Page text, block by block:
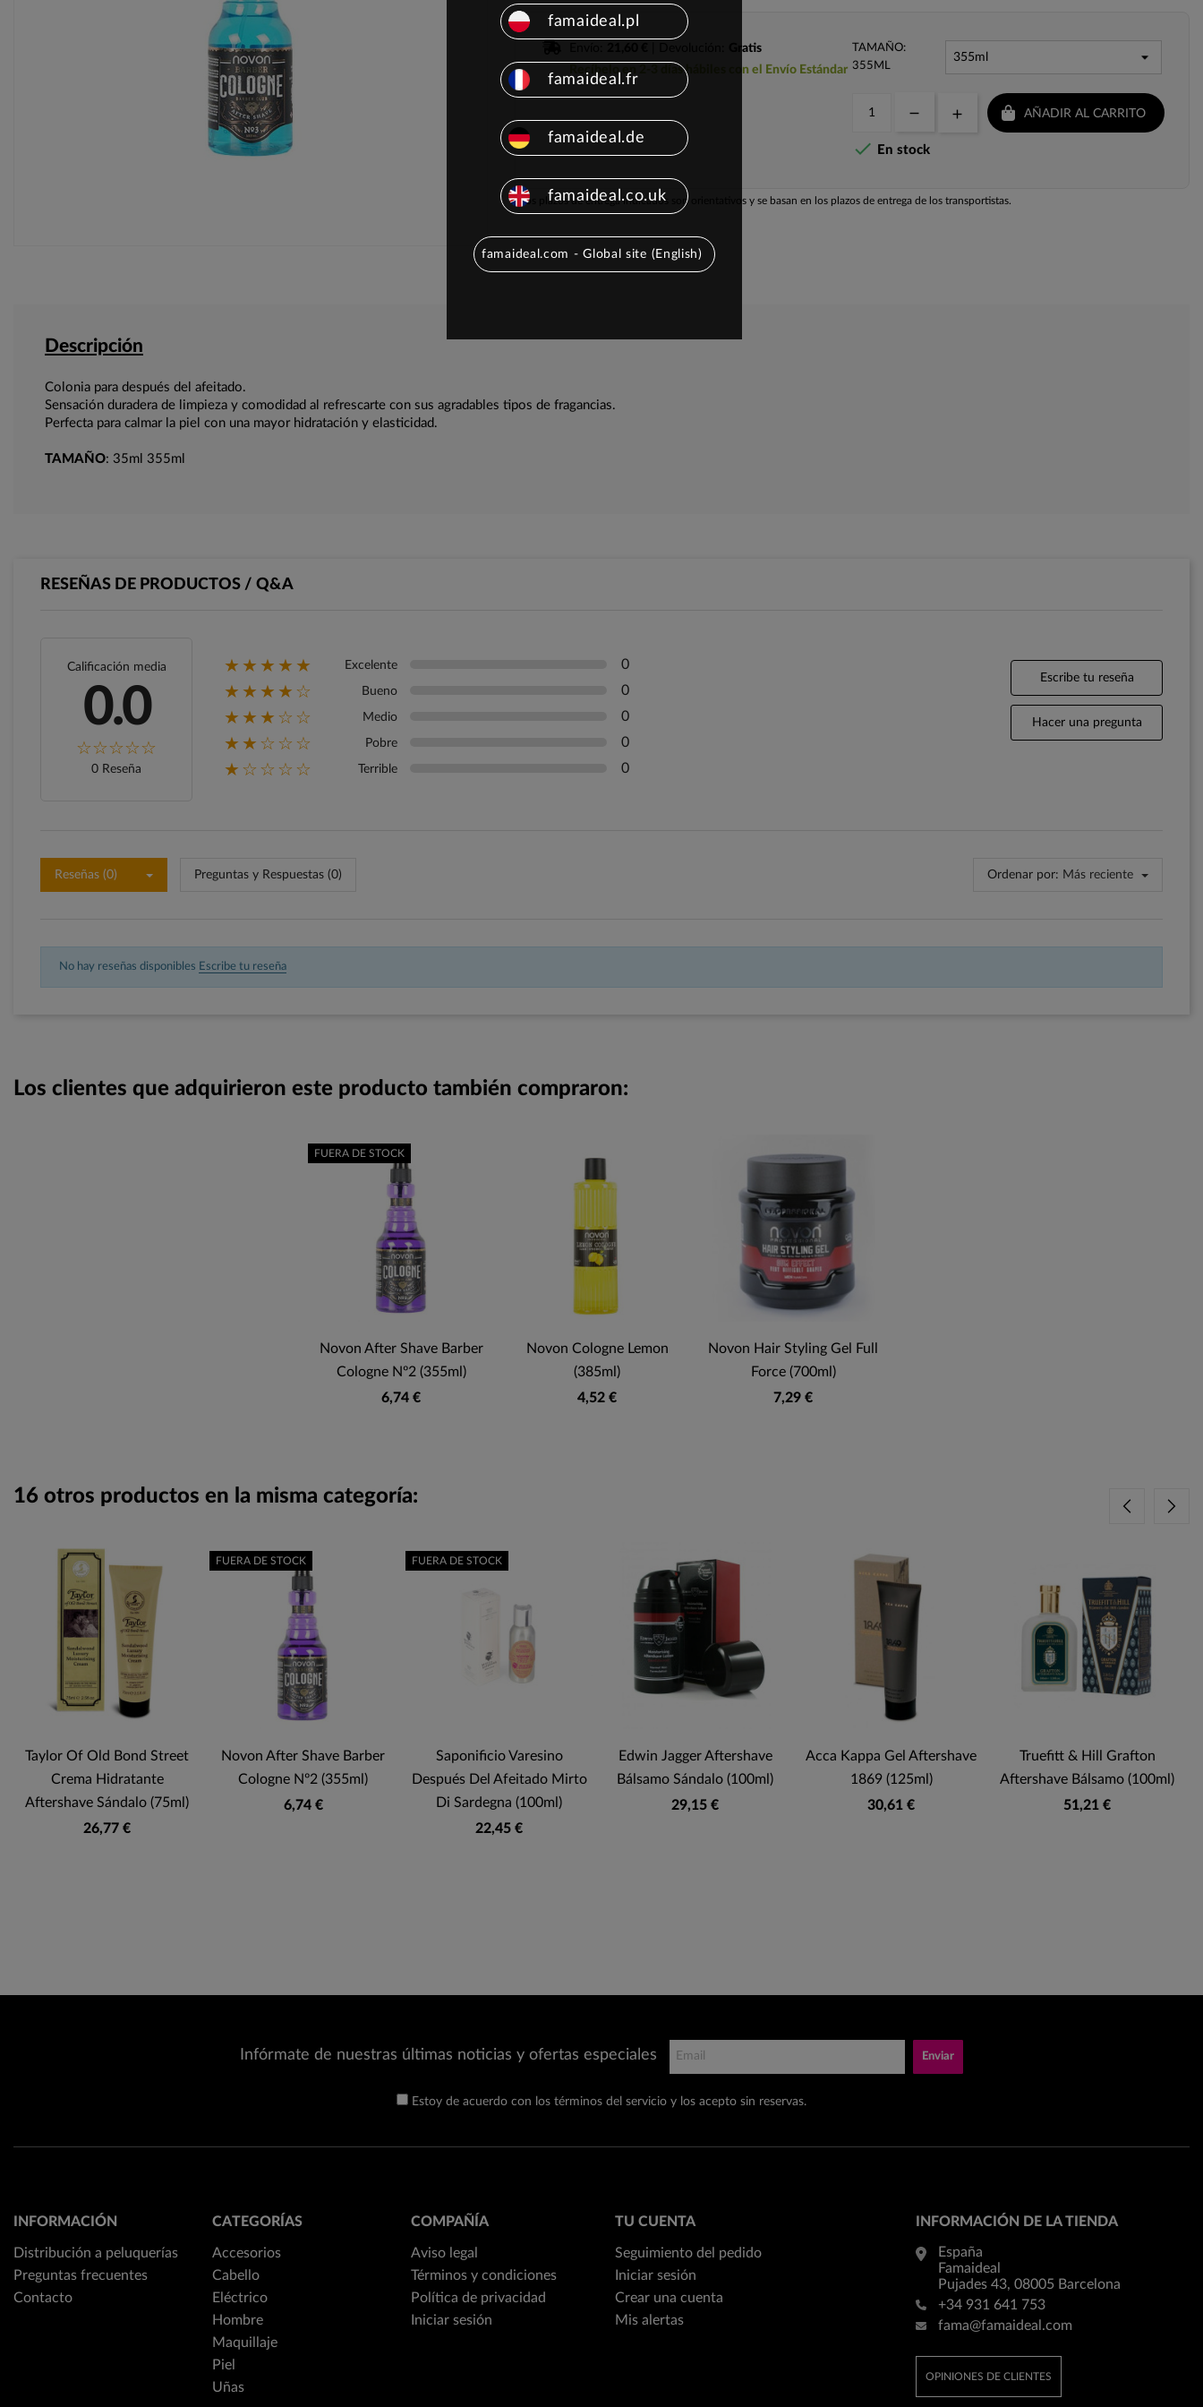
Gratis
Recíbelo en 2-3 días hábiles con el Envío Estándar
TAMAÑO:
355ML
AÑADIR AL CARRITO
 En stock
Los plazos de entrega indicados son orientativos y se basan en los plazos de entrega de los transportistas.
Descripción
Colonia para después del afeitado.
Sensación duradera de limpieza y comodidad al refrescarte con sus agradables tipos de fragancias.
Perfecta para calmar la piel con una mayor hidratación y elasticidad.
TAMAÑO: 35ml 355ml
RESEÑAS DE PRODUCTOS / Q&A
Calificación media
0.0
0 Reseña
★★★★★ Excelente 0
★★★★☆ Bueno 0
★★★☆☆ Medio 0
★★☆☆☆ Pobre 0
★☆☆☆☆ Terrible 0
Escribe tu reseña
Hacer una pregunta
Reseñas (0) Preguntas y Respuestas (0) Ordenar por: Más reciente
No hay reseñas disponibles Escribe tu reseña
Los clientes que adquirieron este producto también compraron:
Novon After Shave Barber
Cologne Nº2 (355ml)
6,74 €
FUERA DE STOCK
Novon Cologne Lemon
(385ml)
4,52 €
Novon Hair Styling Gel Full
Force (700ml)
7,29 €
16 otros productos en la misma categoría:
Taylor Of Old Bond Street
Crema Hidratante
Aftershave Sándalo (75ml)
26,77 €
Novon After Shave Barber
Cologne Nº2 (355ml)
6,74 €
FUERA DE STOCK
Saponificio Varesino
Después Del Afeitado Mirto
Di Sardegna (100ml)
22,45 €
FUERA DE STOCK
Edwin Jagger Aftershave
Bálsamo Sándalo (100ml)
29,15 €
Acca Kappa Gel Aftershave
1869 (125ml)
30,61 €
Truefitt & Hill Grafton
Aftershave Bálsamo (100ml)
51,21 €
Infórmate de nuestras últimas noticias y ofertas especiales Enviar
Estoy de acuerdo con los términos del servicio y los acepto sin reservas.
INFORMACIÓN
Distribución a peluquerías
Preguntas frecuentes
Contacto
CATEGORÍAS
Accesorios
Cabello
Eléctrico
Hombre
Maquillaje
Piel
Uñas
COMPAÑÍA
Aviso legal
Términos y condiciones
Política de privacidad
Iniciar sesión
TU CUENTA
Seguimiento del pedido
Iniciar sesión
Crear una cuenta
Mis alertas
INFORMACIÓN DE LA TIENDA
España
Famaideal
Pujades 43, 08005 Barcelona
+34 931 641 753
fama@famaideal.com
OPINIONES DE CLIENTES
famaideal.pl
famaideal.fr
famaideal.de
famaideal.co.uk
famaideal.com - Global site (English)